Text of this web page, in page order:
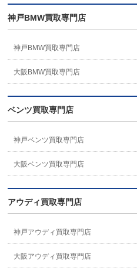
神戸BMW買取専門店
神戸BMW買取専門店
大阪BMW買取専門店
ベンツ買取専門店
神戸ベンツ買取専門店
大阪ベンツ買取専門店
アウディ買取専門店
神戸アウディ買取専門店
大阪アウディ買取専門店